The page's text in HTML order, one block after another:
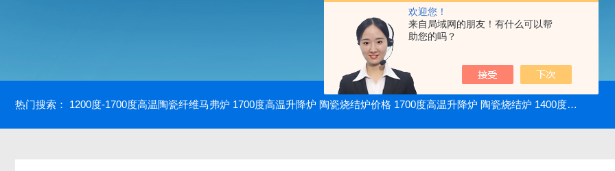
欢迎您！
来自局域网的朋友！有什么可以帮
助您的吗？
热门搜索： 1200度-1700度高温陶瓷纤维马弗炉 1700度高温升降炉 陶瓷烧结炉价格 1700度高温升降炉 陶瓷烧结炉 1400度电动升降炉 实验室使用